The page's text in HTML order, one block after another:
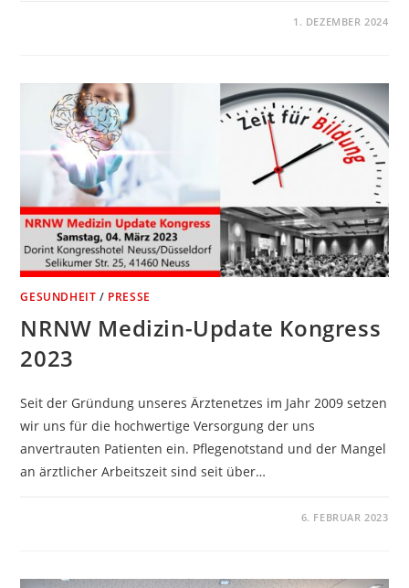
1. DEZEMBER 2024
GESUNDHEIT / PRESSE
NRNW Medizin-Update Kongress
2023
Seit der Gründung unseres Ärztenetzes im Jahr 2009 setzen
wir uns für die hochwertige Versorgung der uns
anvertrauten Patienten ein. Pflegenotstand und der Mangel
an ärztlicher Arbeitszeit sind seit über…
6. FEBRUAR 2023